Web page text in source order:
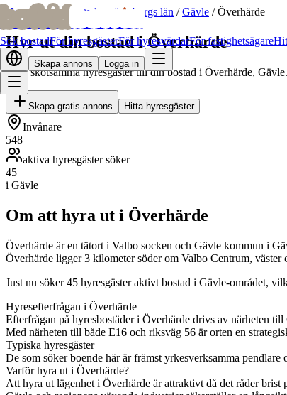
bofridbofrid
Sök bostadFör hyresgästerFör hyresvärdarFör fastighetsägare
Skapa annons Logga in
Hem/ Hyr ut bostad Gävleborgs län /Gävle /Överhärde
Hyr ut din bostad i Överhärde
Hitta skötsamma hyresgäster till din bostad i Överhärde,
Skapa gratis annons Hitta hyresgäster
Invånare
548
aktiva hyresgäster söker
45
i Gävle
Om att hyra ut i Överhärde
Överhärde är en tätort i Valbo socken och Gävle kommun i
Överhärde ligger 3 kilometer söder om Valbo Centrum, väster
Just nu söker 45 hyresgäster aktivt bostad i Gävle-området,
Hyresefterfrågan i Överhärde
Efterfrågan på hyresbostäder i Överhärde drivs av närheten
Med närheten till både E16 och riksväg 56 är orten en
Typiska hyresgäster
De som söker boende här är främst yrkesverksamma
Varför hyra ut i Överhärde?
Att hyra ut lägenhet i Överhärde är attraktivt då det råder